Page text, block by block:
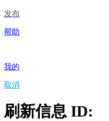
发布
帮助
我的
取消
刷新信息 ID: